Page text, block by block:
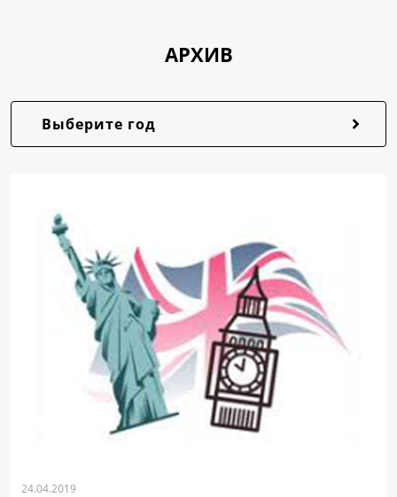
АРХИВ
Выберите год
24.04.2019